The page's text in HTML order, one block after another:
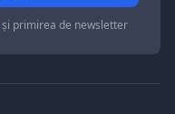
și primirea de newsletter